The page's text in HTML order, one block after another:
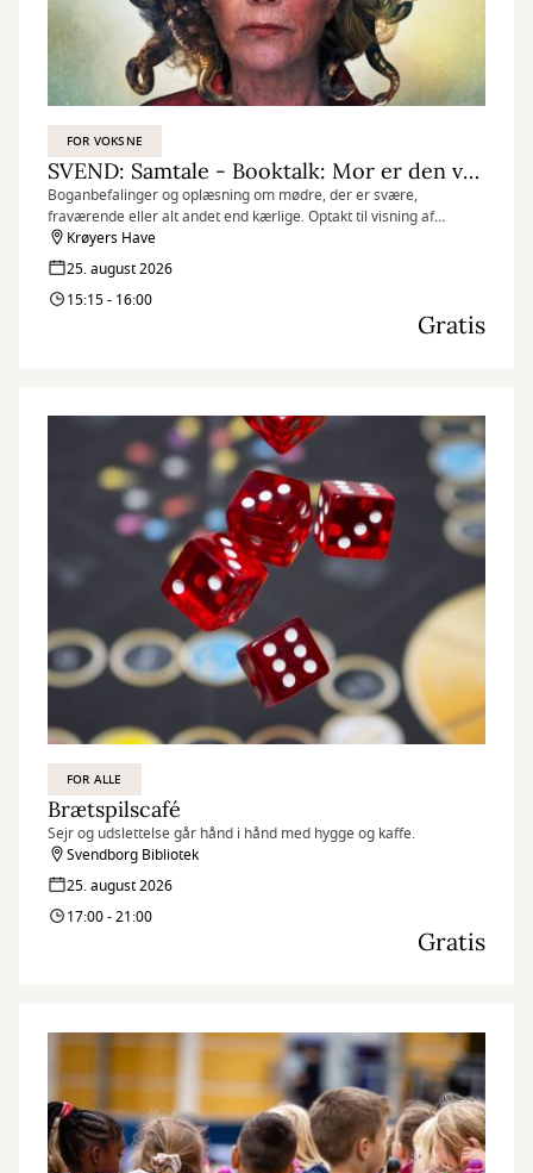
FOR VOKSNE
SVEND: Samtale - Booktalk: Mor er den værste i verden
Boganbefalinger og oplæsning om mødre, der er svære,
fraværende eller alt andet end kærlige. Optakt til visning af
dokumentarfilmen Mors drenge
Krøyers Have
25. august 2026
15:15 - 16:00
Gratis
FOR ALLE
Brætspilscafé
Sejr og udslettelse går hånd i hånd med hygge og kaffe.
Svendborg Bibliotek
25. august 2026
17:00 - 21:00
Gratis